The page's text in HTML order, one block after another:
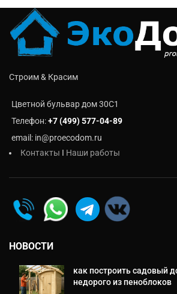
Строим & Красим
Цветной бульвар дом 30C1
Телефон:+7 (499) 577-04-89
email: in@proecodom.ru
Контакты I Наши работы
НОВОСТИ
как построить садовый
недорого из пеноблоков